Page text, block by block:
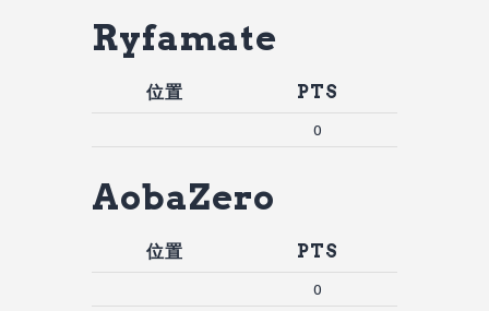
Ryfamate
位置 PTS
0
AobaZero
位置 PTS
0